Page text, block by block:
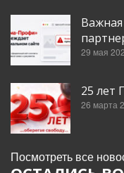
29 мая
25 лет
26 марта
Посмотреть все